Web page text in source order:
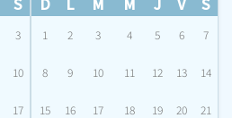
3
10
17
1 2 3 4 5 6 7
8 9 10 11 12 13 14
15 16 17 18 19 20 21